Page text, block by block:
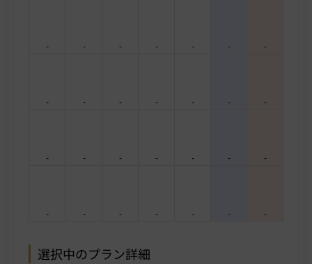
- - - - - - -
- - - - - - -
- - - - - - -
- - - - - - -
選択中のプラン詳細